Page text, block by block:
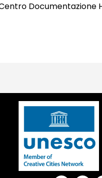
Documentazione